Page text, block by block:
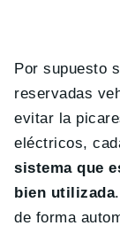
Por supuesto
reservadas
evitar la
eléctricos,
sistema que
bien utilizada
de forma